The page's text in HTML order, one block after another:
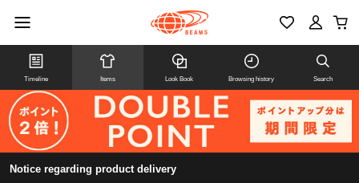
Timeline Items Look Book Browsing history Search
Notice regarding product delivery